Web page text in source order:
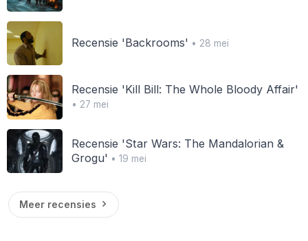
Recensie 'Backrooms' • 28 mei
Recensie 'Kill Bill: The Whole Bloody Affair'
• 27 mei
Recensie 'Star Wars: The Mandalorian &
Grogu' • 19 mei
Meer recensies